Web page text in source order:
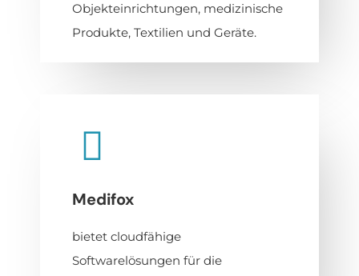
Objekteinrichtungen, medizinische
Produkte, Textilien und Geräte.
Medifox
bietet cloudfähige
Softwarelösungen für die